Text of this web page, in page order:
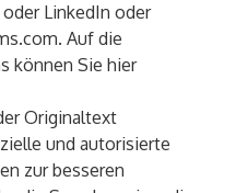
LinkedIn oder
. Auf die
können Sie hier
Originaltext
und autorisierte
zur besseren